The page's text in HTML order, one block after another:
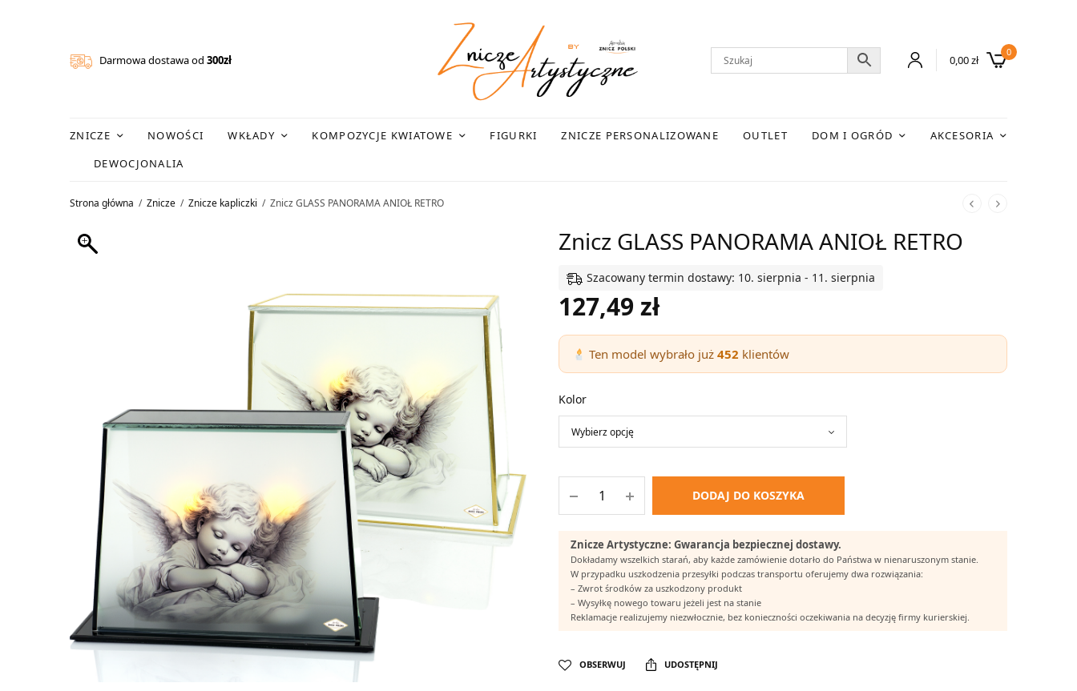
Darmowa dostawa od300zł 0,00zł
0
ZNICZE NOWOŚCI WKŁADY KOMPOZYCJE KWIATOWE FIGURKI ZNICZE PERSONALIZOWANE OUTLET DOM I OGRÓD
AKCESORIA
DEWOCJONALIA
Strona główna / Znicze / Znicze kapliczki / Znicz GLASS PANORAMA ANIOŁ RETRO
Znicz GLASS PANORAMA ANIOŁ RETRO
Szacowany termin dostawy: 10. sierpnia - 11. sierpnia
127,49zł
Ten model wybrało już452 klientów
Kolor
DODAJ DO KOSZYKA
Znicze Artystyczne: Gwarancja bezpiecznej dostawy.
Dokładamy wszelkich starań, aby każde zamówienie dotarło do Państwa w nienaruszonym stanie.
W przypadku uszkodzenia przesyłki podczas transportu oferujemy dwa rozwiązania:
– Zwrot środków za uszkodzony produkt
– Wysyłkę nowego towaru jeżeli jest na stanie
Reklamacje realizujemy niezwłocznie, bez konieczności oczekiwania na decyzję firmy kurierskiej.
OBSERWUJ UDOSTĘPNIJ